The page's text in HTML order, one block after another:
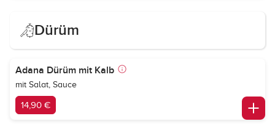
Dürüm
Adana Dürüm mit Kalb
mit Salat, Sauce
14,90 €